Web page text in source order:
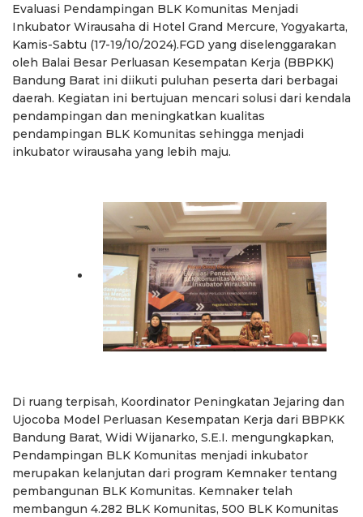
Evaluasi Pendampingan BLK Komunitas Menjadi
Inkubator Wirausaha di Hotel Grand Mercure, Yogyakarta,
Kamis-Sabtu (17-19/10/2024).FGD yang diselenggarakan
oleh Balai Besar Perluasan Kesempatan Kerja (BBPKK)
Bandung Barat ini diikuti puluhan peserta dari berbagai
daerah. Kegiatan ini bertujuan mencari solusi dari kendala
pendampingan dan meningkatkan kualitas
pendampingan BLK Komunitas sehingga menjadi
inkubator wirausaha yang lebih maju.
Di ruang terpisah, Koordinator Peningkatan Jejaring dan
Ujocoba Model Perluasan Kesempatan Kerja dari BBPKK
Bandung Barat, Widi Wijanarko, S.E.I. mengungkapkan,
Pendampingan BLK Komunitas menjadi inkubator
merupakan kelanjutan dari program Kemnaker tentang
pembangunan BLK Komunitas. Kemnaker telah
membangun 4.282 BLK Komunitas, 500 BLK Komunitas